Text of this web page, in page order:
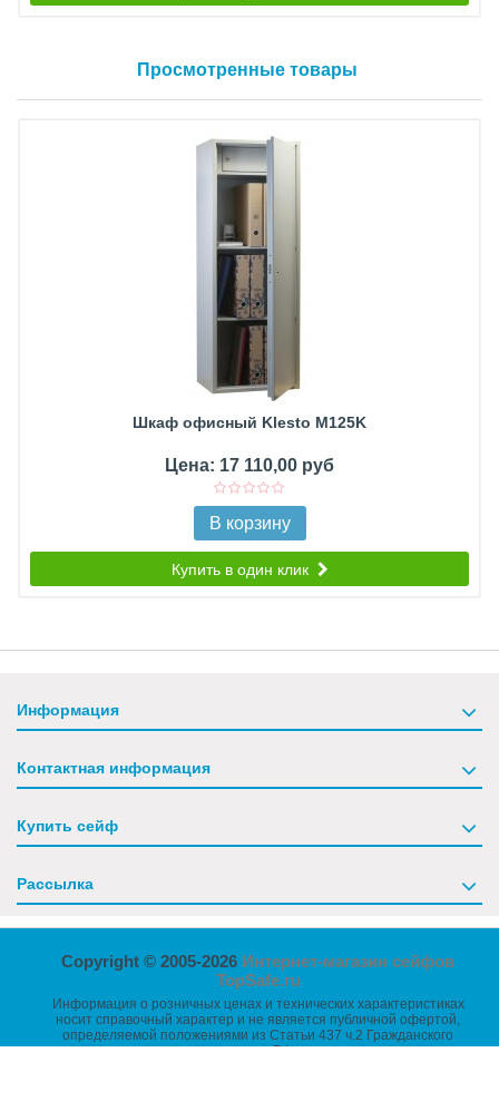
Просмотренные товары
Шкаф офисный Klesto M125K
Цена: 17 110,00 руб
В корзину
Купить в один клик
Информация
Контактная информация
Купить сейф
Рассылка
Copyright © 2005-2026 Интернет-магазин сейфов
TopSafe.ru
Информация о розничных ценах и технических характеристиках
носит справочный характер и не является публичной офертой,
определяемой положениями из Статьи 437 ч.2 Гражданского
кодекса РФ.